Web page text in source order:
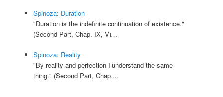
Spinoza: Duration
"Duration is the indefinite continuation of existence."
(Second Part, Chap. IX, V)…
Spinoza: Reality
"By reality and perfection I understand the same
thing." (Second Part, Chap.…